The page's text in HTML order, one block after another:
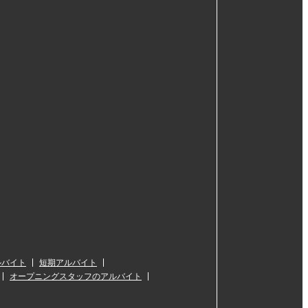
イト
短期アルバイト
オープニングスタッフのアルバイト